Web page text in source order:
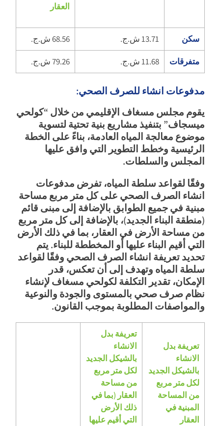
العقار
سكن 13.71 ش.ج. 68.56 ش.ج.
متفرقات 11.68 ش.ج. 79.26 ش.ج.
مدفوعات انشاء للصرف الصحي:
يقوم مجلس مسغاف الإقليمي من خلال “كولحي
ميسجاف” بتنفيذ مشاريع بنية تحتية لتسوية
موضوع معالجة المياه العادمة، بناءً على الخطة
الرئيسية وخطط التطوير التي وافق عليها
المجلس والسلطات.
وفقًا لقواعد سلطة المياه، تفرض مدفوعات
انشاء الصرف الصحي على كل متر مربع مساحة
مبنية في جميع الطوابق بالإضافة إلى مبنى قائم
(منطقة البناء الجديد)، بالإضافة إلى كل متر مربع
من مساحة الأرض في العقار، بما في ذلك الأرض
التي أقيم البناء عليها أو المخططة للبناء. يتم
تحديد تعريفة انشاء الصرف الصحي وفقًا لقواعد
سلطة المياه وتهدف إلى أن تعكس، قدر
الإمكان، تقدير التكلفة لكولحي مسغاف لإنشاء
نظام صرف صحي بالمستوى والجودة والنوعية
والمواصفات المطلوبة بموجب القانون.
تعريفة بدل
الانشاء
بالشيكل الجديد
لكل متر مربع
من المساحة
المبنية في
العقار
تعريفة بدل
الانشاء
بالشيكل الجديد
لكل متر مربع
من مساحة
العقار (بما في
ذلك الأرض
التي أقيم عليها